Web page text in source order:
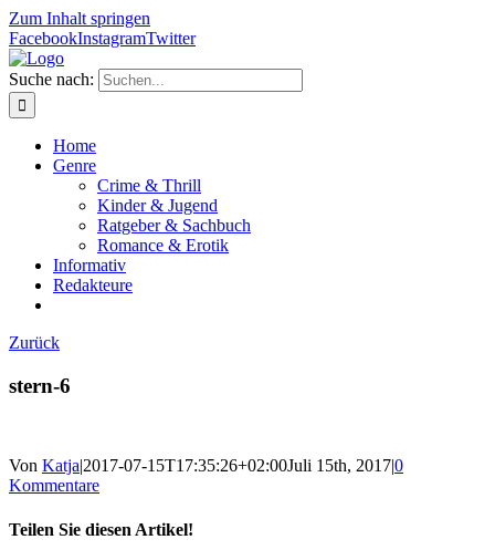
Zum Inhalt springen
FacebookInstagramTwitter
Suche nach:
Home
Genre
Crime & Thrill
Kinder & Jugend
Ratgeber & Sachbuch
Romance & Erotik
Informativ
Redakteure
Zurück
stern-6
Von Katja|2017-07-15T17:35:26+02:00Juli 15th, 2017|0
Kommentare
Teilen Sie diesen Artikel!